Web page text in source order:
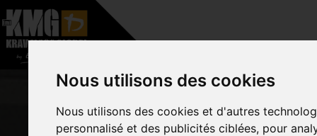
Nous utilisons des cookies
Nous utilisons des cookies et d'autres
personnalisé et des publicités ciblées, pour